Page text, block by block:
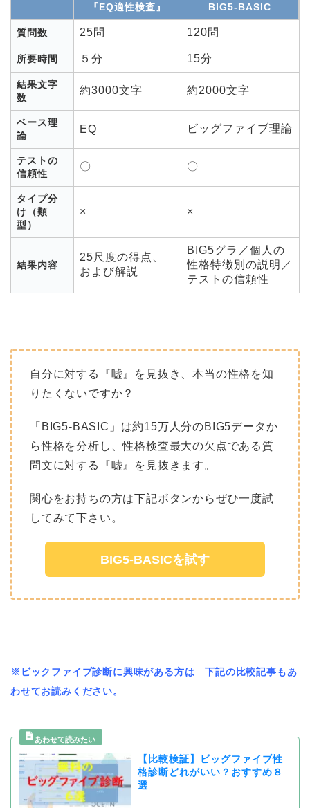
『EQ適性検査』 BIG5-BASIC
質問数 25問 120問
所要時間 ５分 15分
結果文字
数
約3000文字 約2000文字
ベース理
論
EQ ビッグファイブ理論
テストの
信頼性
〇 〇
タイプ分
け（類
型）
× ×
結果内容
25尺度の得点、
および解説
BIG5グラ／個人の
性格特徴別の説明／
テストの信頼性
自分に対する『嘘』を見抜き、本当の性格を知
りたくないですか？
「BIG5-BASIC」は約15万人分のBIG5データか
ら性格を分析し、性格検査最大の欠点である質
問文に対する『嘘』を見抜きます。
関心をお持ちの方は下記ボタンからぜひ一度試
してみて下さい。
BIG5-BASICを試す
※ビックファイブ診断に興味がある方は 下記の比較記事もあ
わせてお読みください。
【比較検証】ビッグファイブ性
格診断どれがいい？おすすめ８
選